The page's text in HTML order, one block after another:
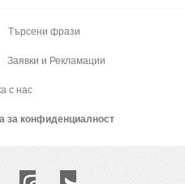
Търсени фрази
Заявки и Рекламации
с нас
за конфиденциалност